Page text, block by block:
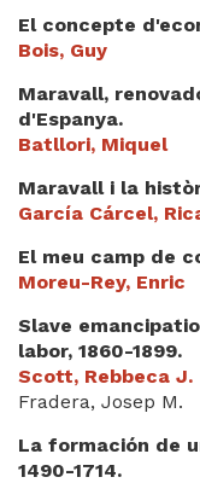
El concepte
Bois, Guy
Maravall,
d'Espanya.
Batllori, Miquel
Maravall i la
García Cárcel,
El meu camp de
Moreu-Rey, Enric
Slave
labor, 1860-1899.
Scott, Rebbeca J.
Fradera, Josep M.
La formación de
1490-1714.